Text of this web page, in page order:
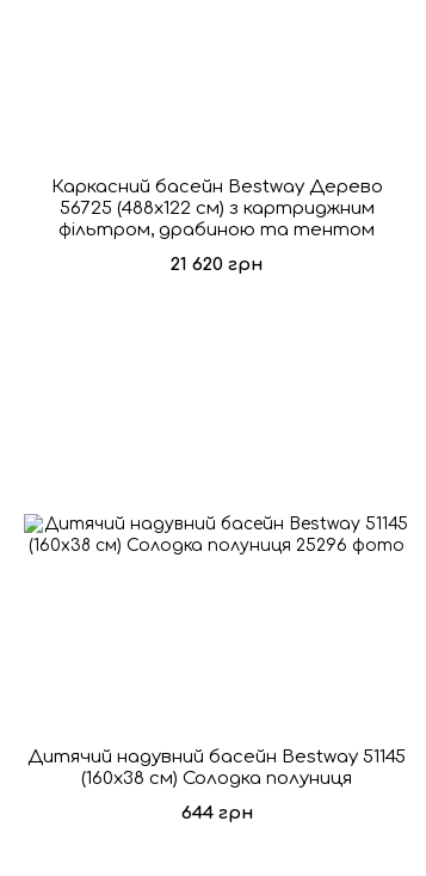
Каркасний басейн Bestway Дерево
56725 (488х122 см) з картриджним
фільтром, драбиною та тентом
21 620 грн
Дитячий надувний басейн Bestway 51145
(160x38 см) Солодка полуниця
644 грн